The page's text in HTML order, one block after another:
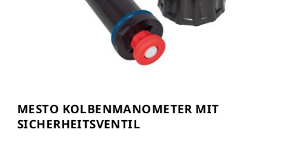
MESTO KOLBENMANOMETER MIT
SICHERHEITSVENTIL